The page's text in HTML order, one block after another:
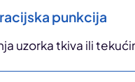
punkcija
uzorka tkiva ili